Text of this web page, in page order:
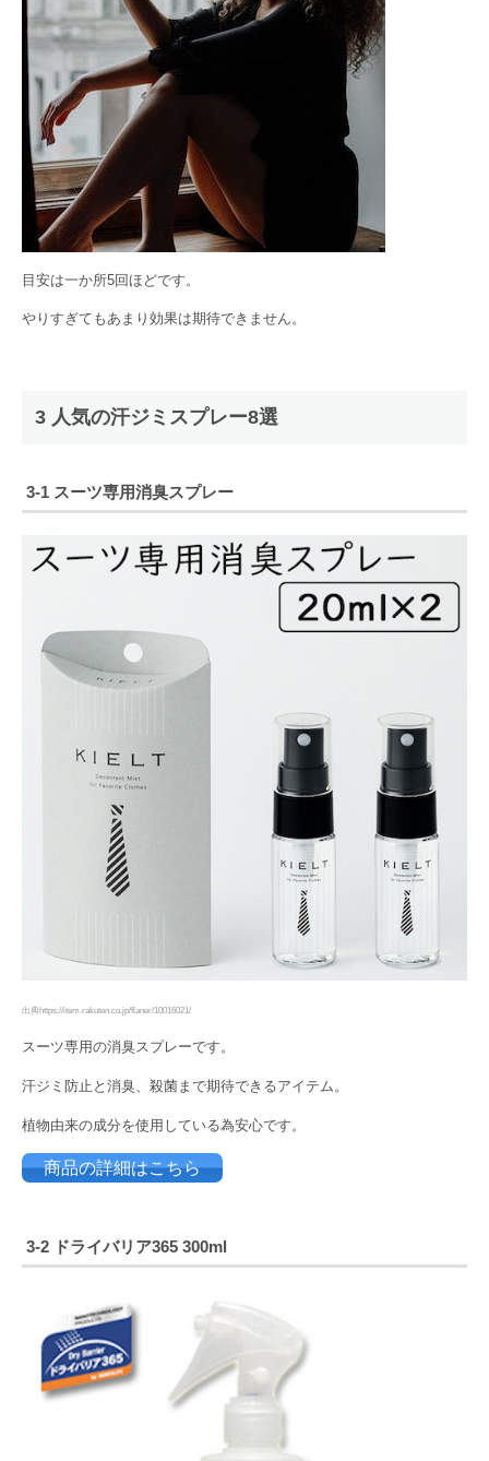
目安は一か所5回ほどです。
やりすぎてもあまり効果は期待できません。
3 人気の汗ジミスプレー8選
3-1 スーツ専用消臭スプレー
出典https://item.rakuten.co.jp/flaner/10016021/
スーツ専用の消臭スプレーです。
汗ジミ防止と消臭、殺菌まで期待できるアイテム。
植物由来の成分を使用している為安心です。
商品の詳細はこちら
3-2 ドライバリア365 300ml